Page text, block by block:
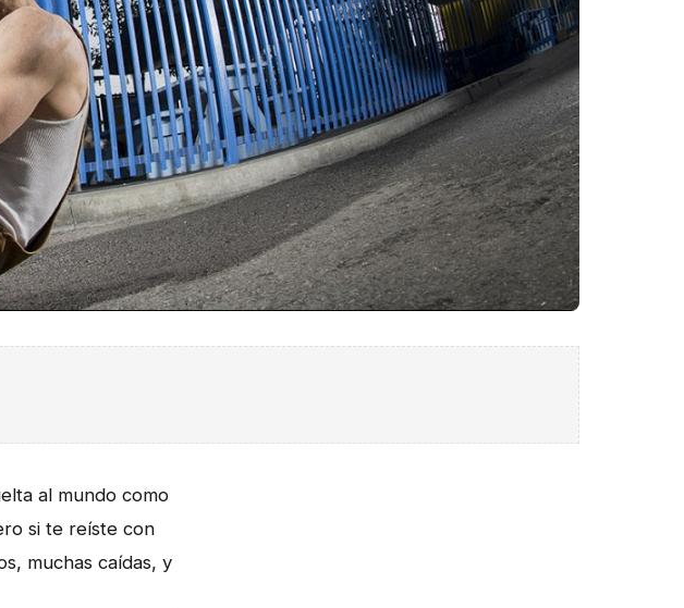
al mundo como
si te reíste con
muchas caídas, y